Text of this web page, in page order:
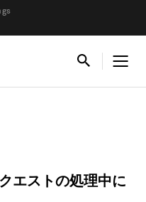
エストの処理中に